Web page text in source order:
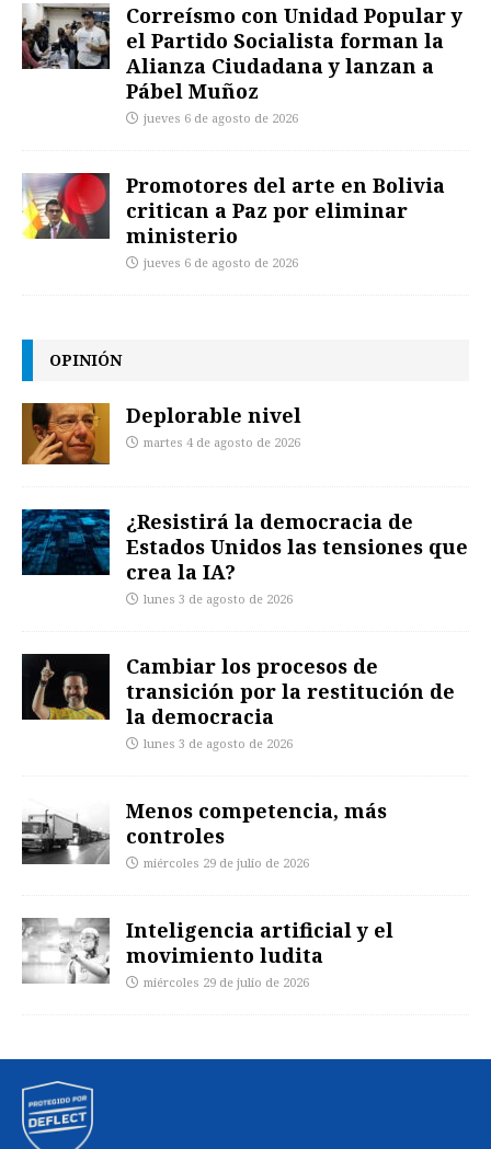
Correísmo con Unidad Popular y
el Partido Socialista forman la
Alianza Ciudadana y lanzan a
Pábel Muñoz
jueves 6 de agosto de 2026
Promotores del arte en Bolivia
critican a Paz por eliminar
ministerio
jueves 6 de agosto de 2026
OPINIÓN
Deplorable nivel
martes 4 de agosto de 2026
¿Resistirá la democracia de
Estados Unidos las tensiones que
crea la IA?
lunes 3 de agosto de 2026
Cambiar los procesos de
transición por la restitución de
la democracia
lunes 3 de agosto de 2026
Menos competencia, más
controles
miércoles 29 de julio de 2026
Inteligencia artificial y el
movimiento ludita
miércoles 29 de julio de 2026